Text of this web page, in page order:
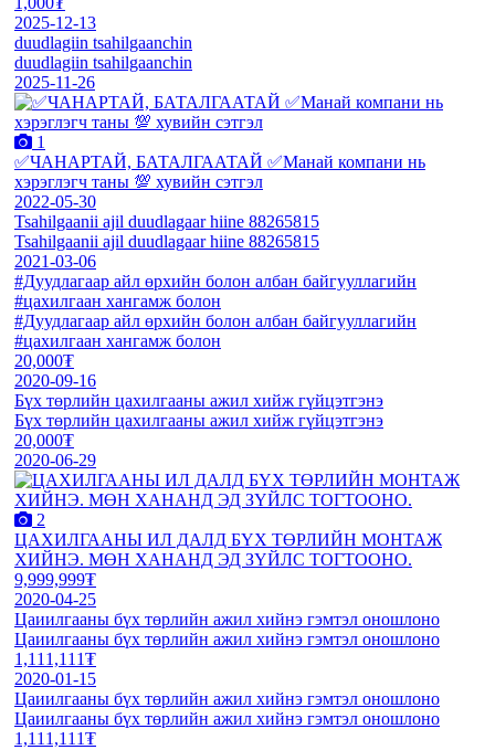
2025-12-13
duudlagiin tsahilgaanchin
duudlagiin tsahilgaanchin
2025-11-26
1
✅ЧАНАРТАЙ, БАТАЛГААТАЙ ✅Манай компани нь
хэрэглэгч таны 💯 хувийн сэтгэл
2022-05-30
Tsahilgaanii ajil duudlagaar hiine 88265815
Tsahilgaanii ajil duudlagaar hiine 88265815
2021-03-06
#Дуудлагаар айл өрхийн болон албан байгууллагийн
#цахилгаан хангамж болон
#Дуудлагаар айл өрхийн болон албан байгууллагийн
#цахилгаан хангамж болон
20,000₮
2020-09-16
Бүх төрлийн цахилгааны ажил хийж гүйцэтгэнэ
Бүх төрлийн цахилгааны ажил хийж гүйцэтгэнэ
20,000₮
2020-06-29
2
ЦАХИЛГААНЫ ИЛ ДАЛД БҮХ ТӨРЛИЙН МОНТАЖ
ХИЙНЭ. МӨН ХАНАНД ЭД ЗҮЙЛС ТОГТООНО.
9,999,999₮
2020-04-25
Цаиилгааны бүх төрлийн ажил хийнэ гэмтэл оношлоно
Цаиилгааны бүх төрлийн ажил хийнэ гэмтэл оношлоно
1,111,111₮
2020-01-15
Цаиилгааны бүх төрлийн ажил хийнэ гэмтэл оношлоно
Цаиилгааны бүх төрлийн ажил хийнэ гэмтэл оношлоно
1,111,111₮